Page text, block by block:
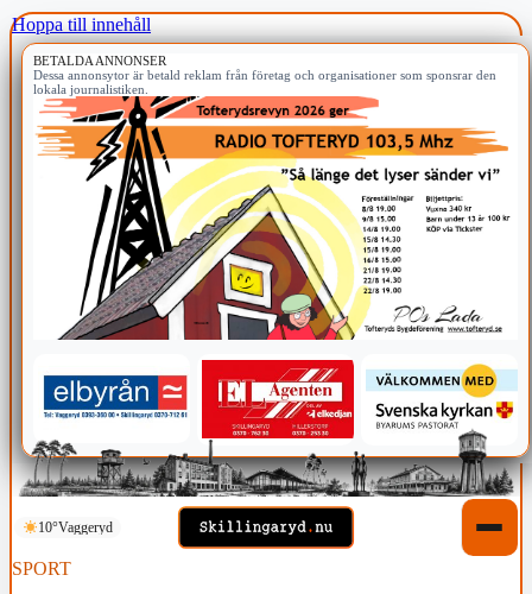
Hoppa till innehåll
BETALDA ANNONSER
Dessa annonsytor är betald reklam från företag och organisationer som sponsrar den
lokala journalistiken.
10°Vaggeryd
SPORT